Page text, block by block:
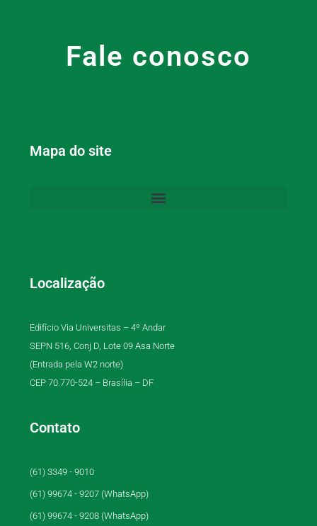
Fale conosco
Mapa do site
Localização
Edifício Via Universitas – 4º Andar
SEPN 516, Conj D, Lote 09 Asa Norte
(Entrada pela W2 norte)
CEP 70.770-524 – Brasília – DF
Contato
(61) 3349 - 9010
(61) 99674 - 9207 (WhatsApp)
(61) 99674 - 9208 (WhatsApp)